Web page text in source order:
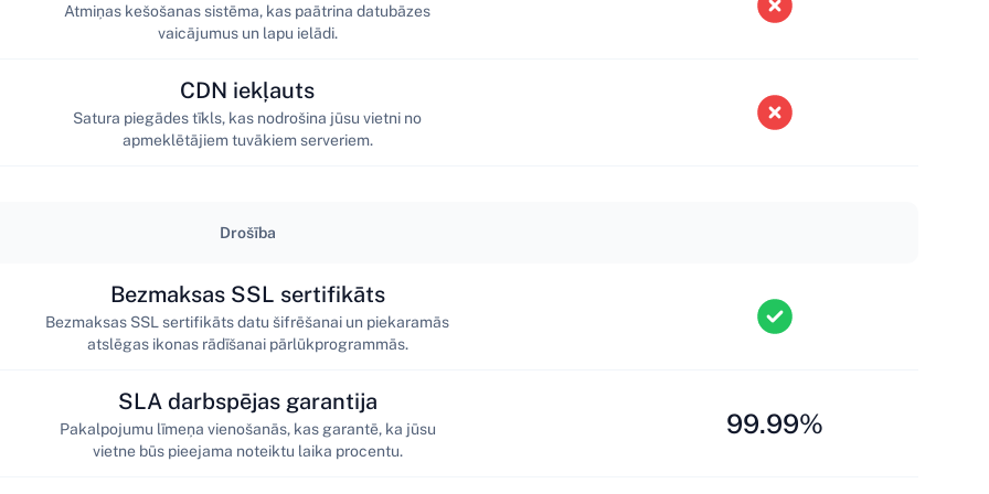
Atmiņas kešošanas sistēma, kas paātrina datubāzes
vaicājumus un lapu ielādi.
CDN iekļauts
Satura piegādes tīkls, kas nodrošina jūsu vietni no
apmeklētājiem tuvākiem serveriem.
Drošība
Bezmaksas SSL sertifikāts
Bezmaksas SSL sertifikāts datu šifrēšanai un piekaramās
atslēgas ikonas rādīšanai pārlūkprogrammās.
SLA darbspējas garantija
Pakalpojumu līmeņa vienošanās, kas garantē, ka jūsu
vietne būs pieejama noteiktu laika procentu.
99.99%